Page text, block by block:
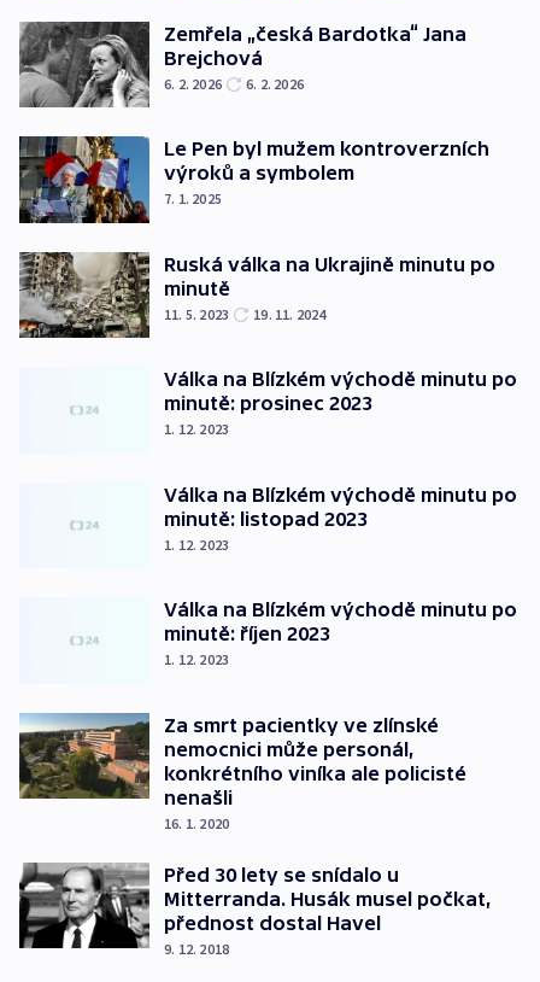
Zemřela „česká Bardotka“ Jana
Brejchová
6. 2. 2026 6. 2. 2026
Le Pen byl mužem kontroverzních
výroků a symbolem
7. 1. 2025
Ruská válka na Ukrajině minutu po
minutě
11. 5. 2023 19. 11. 2024
Válka na Blízkém východě minutu po
minutě: prosinec 2023
1. 12. 2023
Válka na Blízkém východě minutu po
minutě: listopad 2023
1. 12. 2023
Válka na Blízkém východě minutu po
minutě: říjen 2023
1. 12. 2023
Za smrt pacientky ve zlínské
nemocnici může personál,
konkrétního viníka ale policisté
nenašli
16. 1. 2020
Před 30 lety se snídalo u
Mitterranda. Husák musel počkat,
přednost dostal Havel
9. 12. 2018